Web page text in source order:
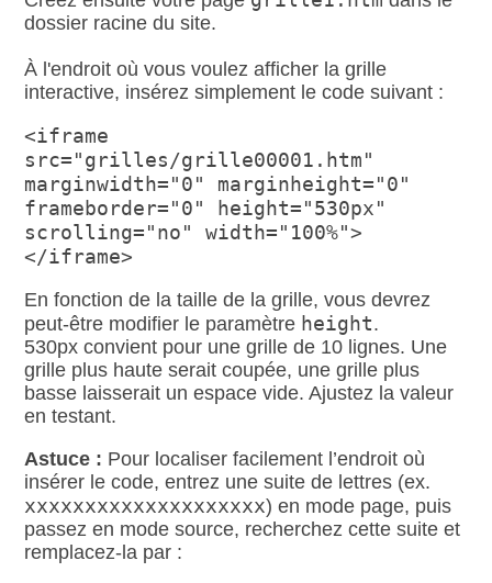
dossier racine du site.
À l'endroit où vous voulez afficher la grille
interactive, insérez simplement le code suivant :
<iframe
src="grilles/grille00001.htm"
marginwidth="0" marginheight="0"
frameborder="0" height="530px"
scrolling="no" width="100%">
</iframe>
En fonction de la taille de la grille, vous devrez
peut‑être modifier le paramètre height.
530px convient pour une grille de 10 lignes. Une
grille plus haute serait coupée, une grille plus
basse laisserait un espace vide. Ajustez la valeur
en testant.
Astuce : Pour localiser facilement l’endroit où
insérer le code, entrez une suite de lettres (ex.
xxxxxxxxxxxxxxxxxxxx) en mode page, puis
passez en mode source, recherchez cette suite et
remplacez-la par :